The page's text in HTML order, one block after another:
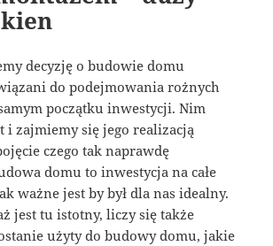
decyzję o budowie domu
do podejmowania rożnych
początku inwestycji. Nim
zajmiemy się jego realizacją
czego tak naprawdę
domu to inwestycja na całe
ważne jest by był dla nas idealny.
jest tu istotny, liczy się także
użyty do budowy domu, jakie